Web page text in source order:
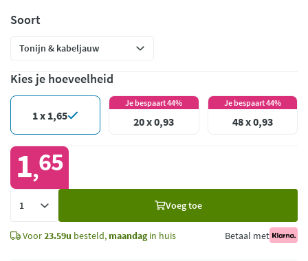
Soort
Kies je hoeveelheid
1 x 1,65
Je bespaart 44%
20 x 0,93
Je bespaart 44%
48 x 0,93
1,65
Voeg toe
Voor23.59u besteld, maandagin huis Betaal met